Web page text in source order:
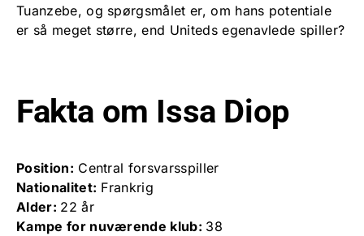
Tuanzebe, og spørgsmålet er, om hans potentiale
er så meget større, end Uniteds egenavlede spiller?
Fakta om Issa Diop
Position: Central forsvarsspiller
Nationalitet: Frankrig
Alder: 22 år
Kampe for nuværende klub: 38